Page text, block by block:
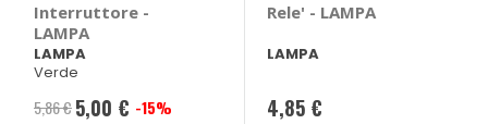
Interruttore -
LAMPA
LAMPA
Verde
5,86 € Prezzo
5,00 € -15%
Rele' - LAMPA
LAMPA
4,85 €